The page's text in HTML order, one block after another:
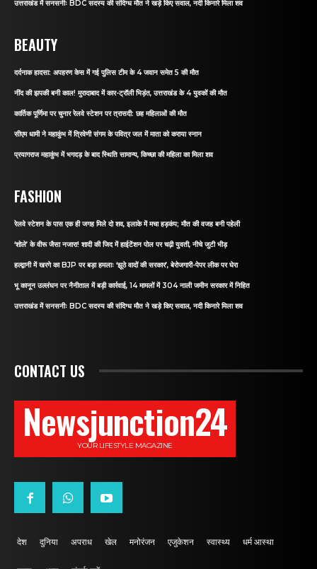
उत्तराखंड में सनसनीः BDC सदस्य की संदिग्ध मौत ने खड़े किए सवाल, नदी किनारे मिला शव
BEAUTY
दर्दनाक हादसा: अपहरण केस में गई पुलिस टीम के 4 जवान समेत 5 की मौत
नींद की झपकी बनी काल! मुरादाबाद में कार-ट्रॉली भिड़ंत, उत्तराखंड के 4 युवकों की मौत
कार्तिक पूर्णिमा पर चुनार रेलवे स्टेशन पर त्रासदी: छह महिलाओं की मौत
सीएम धामी ने महाकुंभ में त्रिवेणी संगम के पवित्र जल में माता को कराया स्नान
प्रयागराज महाकुंभ में भगदड़ के बाद स्थिति सामान्य, किच्छा की महिला का मिला शव
FASHION
रेलवे स्टेशन के पास एक ही जगह मिले दो शव, इलाके में मचा हड़कंप; मौत की वजह बनी पहेली
‘शोले’ के वीरू जैसा नजारा! शादी की जिद में हाईटेंशन पोल पर चढ़ी युवती, नीचे जुटी भीड़
हल्द्वानी में खरगे का BJP पर बड़ा हमलाः ‘झूठे वादों की सरकार’, बेरोजगारी-पेपर लीक पर घेरा
भू कानून उल्लंघन पर नैनीताल में बड़ी कार्रवाई, 14 मामलों में 304 नाली जमीन सरकार में निहित
उत्तराखंड में सनसनीः BDC सदस्य की संदिग्ध मौत ने खड़े किए सवाल, नदी किनारे मिला शव
CONTACT US
Newsjunction24
YOUR LIFESTYLE MAGAZINE
देश दुनिया अपराध खेल मनोरंजन एजुकेशन स्वास्थ्य धर्म आस्था